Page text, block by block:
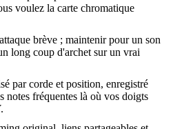
voulez la carte chromatique
brève ; maintenir pour un son
long coup d'archet sur un vrai
par corde et position, enregistré
fréquentes là où vos doigts